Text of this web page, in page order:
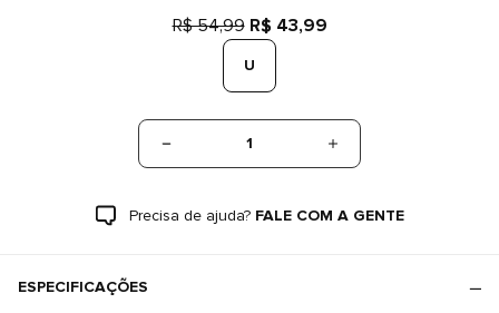
R$ 54,99 R$ 43,99
U
1
Precisa de ajuda? FALE COM A GENTE
ESPECIFICAÇÕES